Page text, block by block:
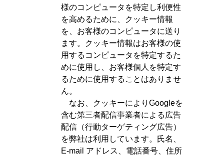
様のコンピュータを特定し利便性
を高めるために、クッキー情報
を、お客様のコンピュータに送り
ます。クッキー情報はお客様の使
用するコンピュータを特定するた
めに使用し、お客様個人を特定す
るために使用することはありませ
ん。
なお、クッキーによりGoogleを
含む第三者配信事業者による広告
配信（行動ターゲティング広告）
を弊社は利用しています。氏名、
E-mail アドレス、電話番号、住所